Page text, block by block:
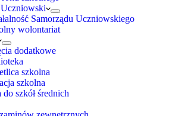
Uczniowski
Samorządu Uczniowskiego
wolontariat
dodatkowe
szkolna
szkolna
szkół średnich